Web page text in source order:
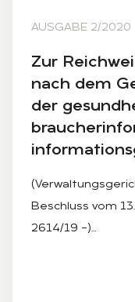
AUSGABE 2/2020
Zur
nach dem
der
Beschluss vom
2614/19 –)…